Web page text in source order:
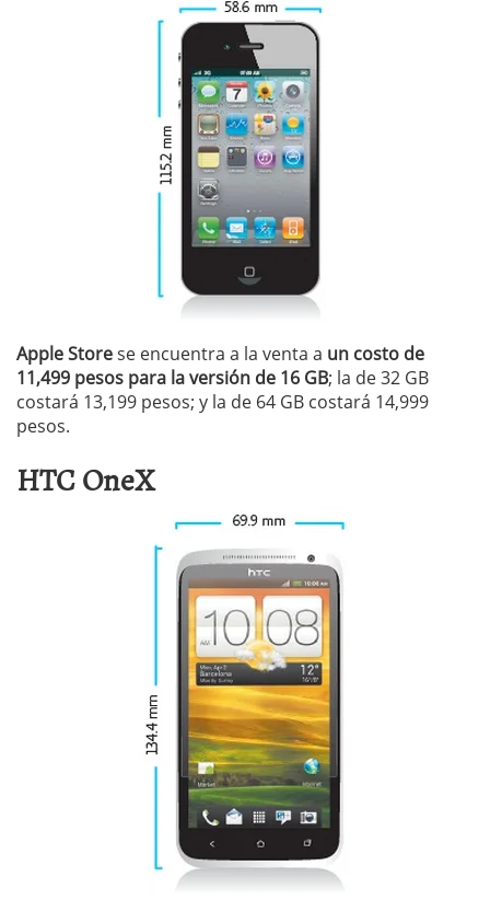
Apple Storese encuentra a la venta a un costo de
11,499 pesos para la versión de 16 GB; la de 32 GB
costará 13,199 pesos; y la de 64 GB costará 14,999
pesos.
HTC OneX